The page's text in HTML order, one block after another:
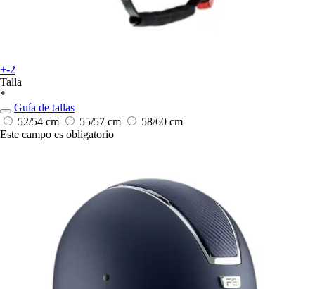
+-2
Talla
*
Guía de tallas
52/54 cm
55/57 cm
58/60 cm
Este campo es obligatorio